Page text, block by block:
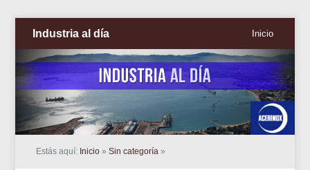
Industria al día Inicio
Estás aquí: Inicio »Sin categoría »